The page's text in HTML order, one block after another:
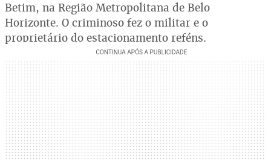
Betim, na Região Metropolitana de Belo
Horizonte. O criminoso fez o militar e o
proprietário do estacionamento reféns.